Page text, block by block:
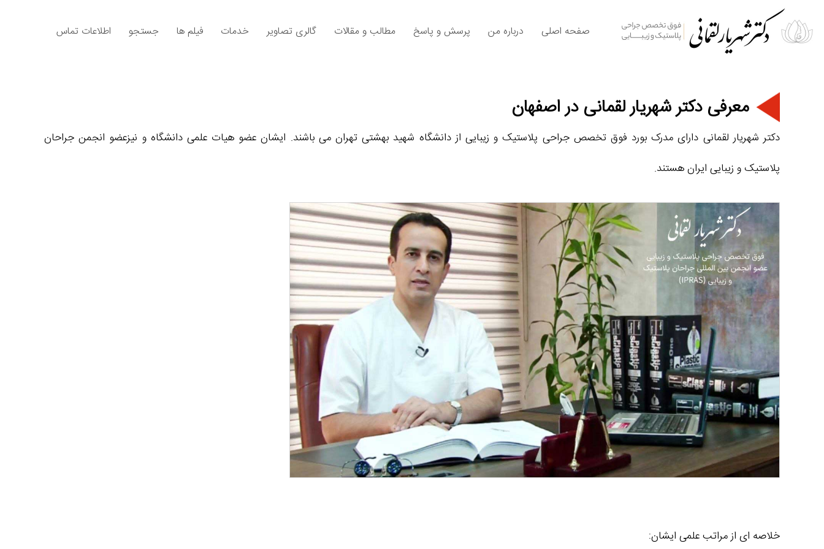
صفحه اصلی درباره من پرسش و پاسخ مطالب و مقالات گالری تصاویر خدمات فیلم ها جستجو اطلاعات تماس
معرفی دکتر شهریار لقمانی در اصفهان
دکتر شهریار لقمانی دارای مدرک بورد فوق‌ تخصص جراحی پلاستیک و زیبایی از دانشگاه شهید بهشتی تهران می باشند. ایشان عضو هیات علمی دانشگاه و نیزعضو انجمن جراحان
پلاستیک و زیبایی ایران هستند.
خلاصه ای از مراتب علمی ایشان: